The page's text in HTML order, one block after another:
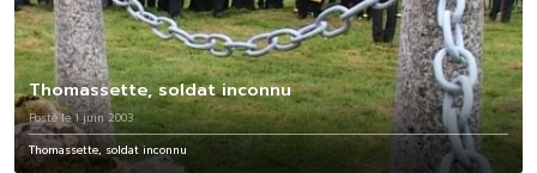
Thomassette, soldat inconnu
Posté le 1 juin 2003
Thomassette, soldat inconnu